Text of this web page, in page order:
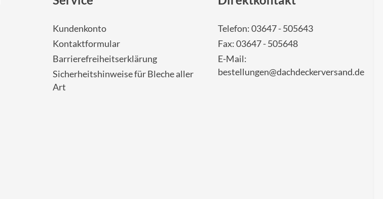
Kundenkonto
Kontaktformular
Barrierefreiheitserklärung
Sicherheitshinweise für Bleche aller
Art
Telefon: 03647 - 505643
Fax: 03647 - 505648
E-Mail:
bestellungen@dachdeckerversand.de